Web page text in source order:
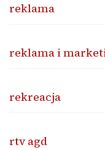
reklama
reklama i
rekreacja
rtv agd